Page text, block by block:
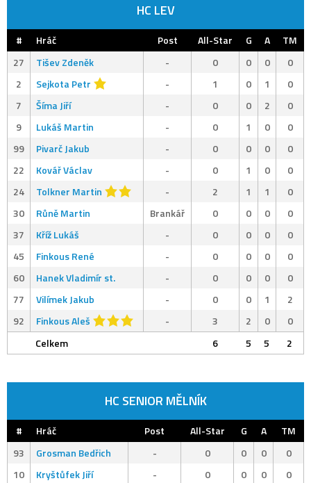
HC LEV
# Hráč Post All-Star G A
TM
27
Tišev Zdeněk - 0 0 0
0
2
Sejkota Petr - 1 0 1
0
7
Šíma Jiří - 0 0 2
0
9
Lukáš Martin - 0 1 0
0
99
Pivarč Jakub - 0 0 0
0
22
Kovář Václav - 0 1 0
0
24
Tolkner Martin - 2 1 1
0
30
Růně Martin Brankář 0 0 0
0
37
Kříž Lukáš - 0 0 0
0
45
Finkous René - 0 0 0
0
60
Hanek Vladimír st. - 0 0 0
0
77
Vilímek Jakub - 0 0 1
2
92
Finkous Aleš - 3 2 0
0
Celkem
6 5 5 2
HC SENIOR MĚLNÍK
# Hráč Post All-Star G A
TM
93
Grosman Bedřich - 0 0 0
0
10
Kryštůfek Jiří - 0 0 0 0